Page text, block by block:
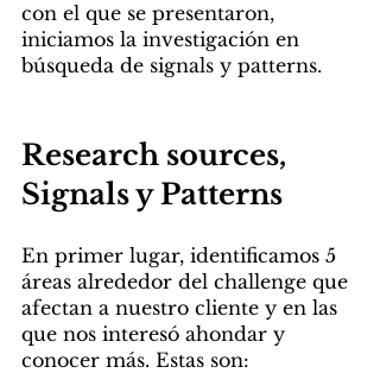
con el que se presentaron,
iniciamos la investigación en
búsqueda de signals y patterns.
Research sources,
Signals y Patterns
En primer lugar, identificamos 5
áreas alrededor del challenge que
afectan a nuestro cliente y en las
que nos interesó ahondar y
conocer más. Estas son: